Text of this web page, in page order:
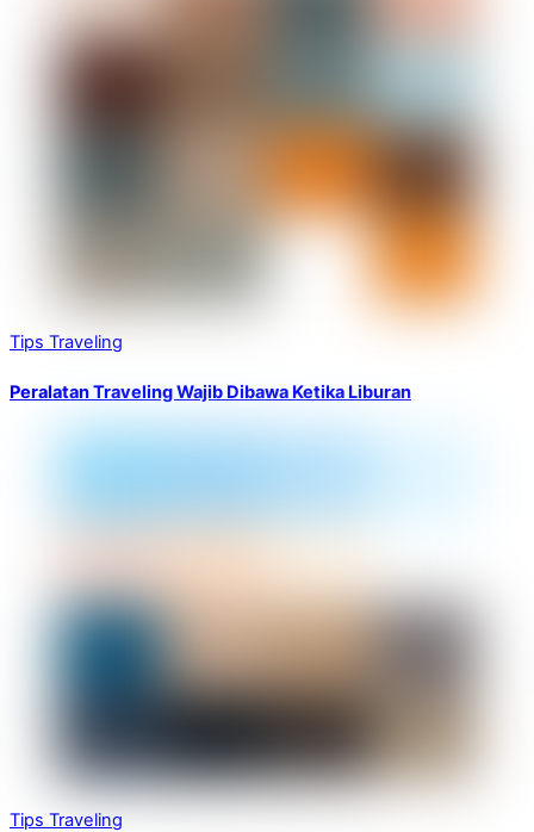
Tips Traveling
Peralatan Traveling Wajib Dibawa Ketika Liburan
Tips Traveling